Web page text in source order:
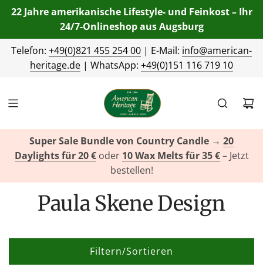
22 Jahre amerikanische Lifestyle- und Feinkost – Ihr
24/7-Onlineshop aus Augsburg
Telefon: +49(0)821 455 254 00 | E-Mail: info@american-
heritage.de | WhatsApp: +49(0)151 116 719 10
Super Sale Bundle von Country Candle → 20
Daylights für 20 €oder 10 Wax Melts für 35 €– Jetzt
bestellen!
Paula Skene Design
Filtern/Sortieren